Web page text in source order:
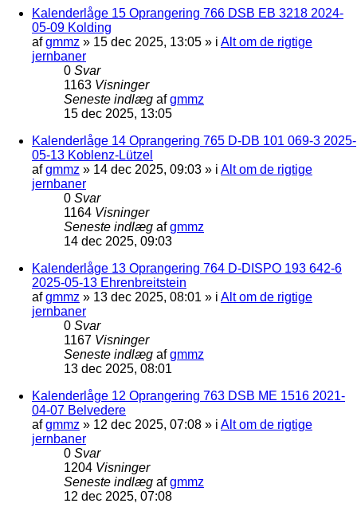
Kalenderlåge 15 Oprangering 766 DSB EB 3218 2024-
05-09 Kolding
afgmmz » 15 dec 2025, 13:05 » i Alt om de rigtige
jernbaner
0 Svar
1163 Visninger
Seneste indlæg afgmmz
15 dec 2025, 13:05
Kalenderlåge 14 Oprangering 765 D-DB 101 069-3 2025-
05-13 Koblenz-Lützel
afgmmz » 14 dec 2025, 09:03 » i Alt om de rigtige
jernbaner
0 Svar
1164 Visninger
Seneste indlæg afgmmz
14 dec 2025, 09:03
Kalenderlåge 13 Oprangering 764 D-DISPO 193 642-6
2025-05-13 Ehrenbreitstein
afgmmz » 13 dec 2025, 08:01 » i Alt om de rigtige
jernbaner
0 Svar
1167 Visninger
Seneste indlæg afgmmz
13 dec 2025, 08:01
Kalenderlåge 12 Oprangering 763 DSB ME 1516 2021-
04-07 Belvedere
afgmmz » 12 dec 2025, 07:08 » i Alt om de rigtige
jernbaner
0 Svar
1204 Visninger
Seneste indlæg afgmmz
12 dec 2025, 07:08